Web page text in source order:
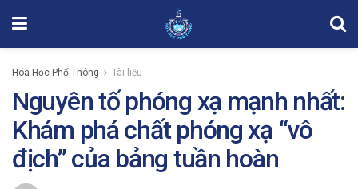
Hóa Học Phổ Thông Tài liệu
Nguyên tố phóng xạ mạnh nhất:
Khám phá chất phóng xạ “vô
địch” của bảng tuần hoàn